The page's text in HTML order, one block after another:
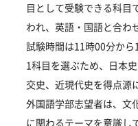
目として受験できる科目
われ、英語・国語と合わ
試験時間は11時00分か
1科目を選ぶため、日本
交史、近現代史を得点源
外国語学部志望者は、文
に関わるテーマを意識し